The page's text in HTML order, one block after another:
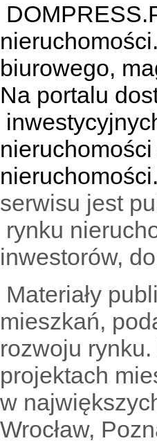
biurowego,
Na portalu
nieruchomości.
serwisu jest
rynku
inwestorów,
Materiały
mieszkań,
rozwoju
projektach
w
Wrocław,